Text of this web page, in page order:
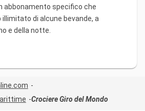
abbonamento specifico che
di alcune bevande, a
e della notte.
Crociere Giro del Mondo